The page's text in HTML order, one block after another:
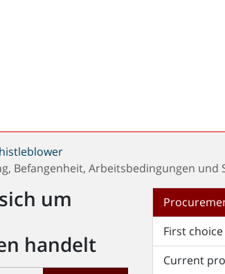
Befangenheit, Arbeitsbedingungen
um
handelt
First
Current